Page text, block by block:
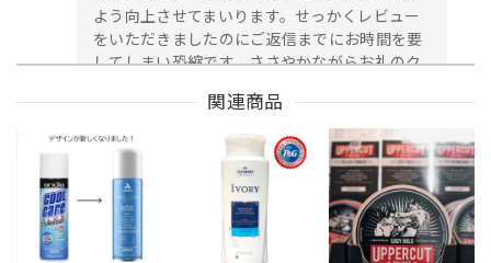
よう向上させてまいります。せっかくレビュー
をいただきましたのにご返信までにお時間を要
してしまい恐縮です。ささやかながらお礼のク
す。ぜひ次回のお買い物にご利用ください。ま
たのご利用をお待ちしております。
関連商品